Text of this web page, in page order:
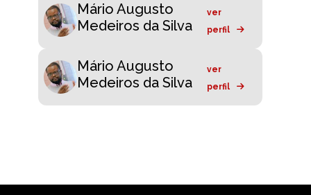
Mário Augusto
Medeiros da Silva
ver
perfil
Mário Augusto
Medeiros da Silva
ver
perfil